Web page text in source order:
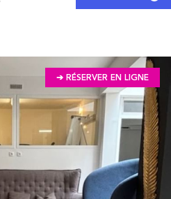
➔ RÉSERVER EN LIGNE